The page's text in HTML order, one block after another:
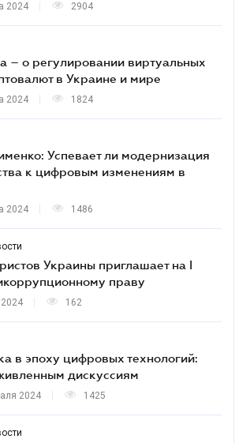
2024 2904
– о регулировании виртуальных
в Украине и мире
2024 1824
Успевает ли модернизация
к цифровым изменениям в
2024 1486
Украины приглашает на I
праву
162
в эпоху цифровых технологий:
дискуссиям
2024 1425